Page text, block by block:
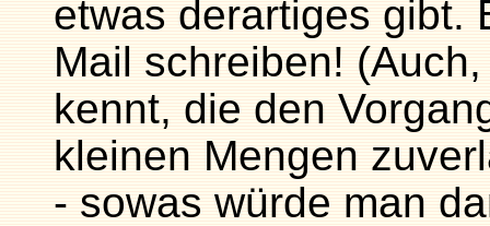
etwas derartiges gibt.
Mail schreiben!
kennt, die den
kleinen Mengen
- sowas würde man